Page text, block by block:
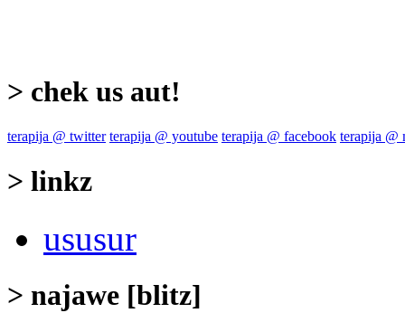
> chek us aut!
terapija @ twitter terapija @ youtube terapija @ facebook terapija @
> linkz
ususur
> najawe [blitz]